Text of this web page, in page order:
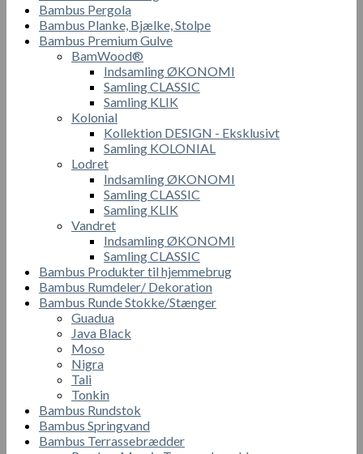
Bambus Pergola
Bambus Planke, Bjælke, Stolpe
Bambus Premium Gulve
BamWood®
Indsamling ØKONOMI
Samling CLASSIC
Samling KLIK
Kolonial
Kollektion DESIGN - Eksklusivt
Samling KOLONIAL
Lodret
Indsamling ØKONOMI
Samling CLASSIC
Samling KLIK
Vandret
Indsamling ØKONOMI
Samling CLASSIC
Bambus Produkter til hjemmebrug
Bambus Rumdeler/ Dekoration
Bambus Runde Stokke/Stænger
Guadua
Java Black
Moso
Nigra
Tali
Tonkin
Bambus Rundstok
Bambus Springvand
Bambus Terrassebrædder